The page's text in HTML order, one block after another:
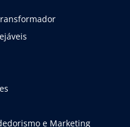
e Marketing